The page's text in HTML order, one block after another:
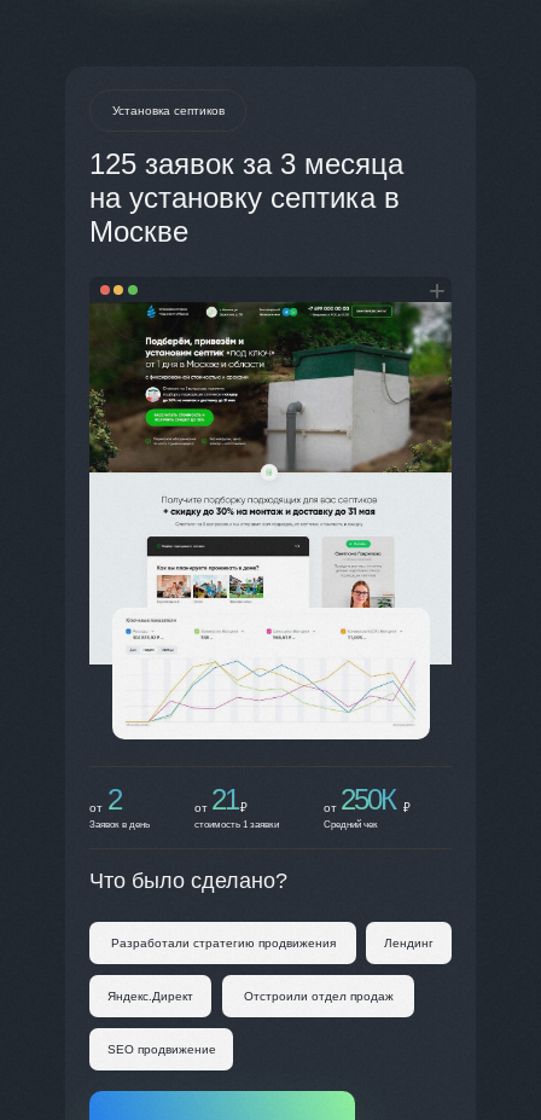
125 заявок за 3 месяца
на установку септика в
Москве
Заявок в день
Что было сделано?
Установка септиков
от
стоимость 1 заявки
от ₽
Средний чек
от ₽
2 21 250К
Разработали стратегию продвижения Лендинг
SEO продвижение
Яндекс.Директ Отстроили отдел продаж
+